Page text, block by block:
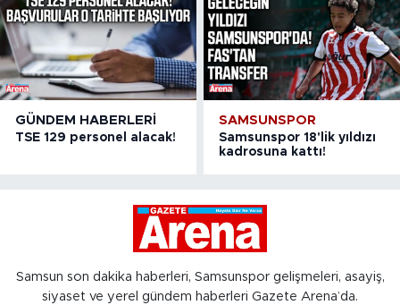
GÜNDEM HABERLERI
TSE 129 personel alacak!
SAMSUNSPOR
Samsunspor 18'lik yıldızı
kadrosuna kattı!
Samsun son dakika haberleri, Samsunspor gelişmeleri, asayiş,
siyaset ve yerel gündem haberleri Gazete Arena’da.